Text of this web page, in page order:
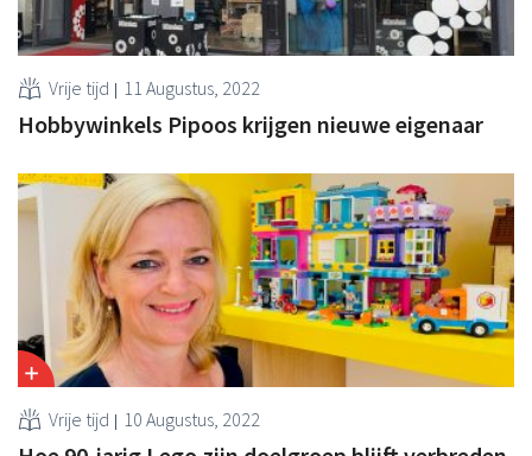
Vrije tijd 11 Augustus, 2022
Hobbywinkels Pipoos krijgen nieuwe eigenaar
Vrije tijd 10 Augustus, 2022